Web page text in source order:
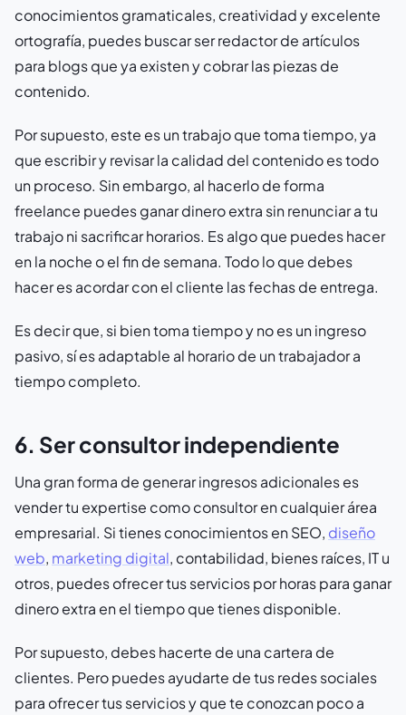
conocimientos gramaticales, creatividad y excelente
ortografía, puedes buscar ser redactor de artículos
para blogs que ya existen y cobrar las piezas de
contenido.
Por supuesto, este es un trabajo que toma tiempo, ya
que escribir y revisar la calidad del contenido es todo
un proceso. Sin embargo, al hacerlo de forma
freelance puedes ganar dinero extra sin renunciar a tu
trabajo ni sacrificar horarios. Es algo que puedes hacer
en la noche o el fin de semana. Todo lo que debes
hacer es acordar con el cliente las fechas de entrega.
Es decir que, si bien toma tiempo y no es un ingreso
pasivo, sí es adaptable al horario de un trabajador a
tiempo completo.
6. Ser consultor independiente
Una gran forma de generar ingresos adicionales es
vender tu expertise como consultor en cualquier área
empresarial. Si tienes conocimientos en SEO, diseño
web, marketing digital, contabilidad, bienes raíces, IT u
otros, puedes ofrecer tus servicios por horas para ganar
dinero extra en el tiempo que tienes disponible.
Por supuesto, debes hacerte de una cartera de
clientes. Pero puedes ayudarte de tus redes sociales
para ofrecer tus servicios y que te conozcan poco a